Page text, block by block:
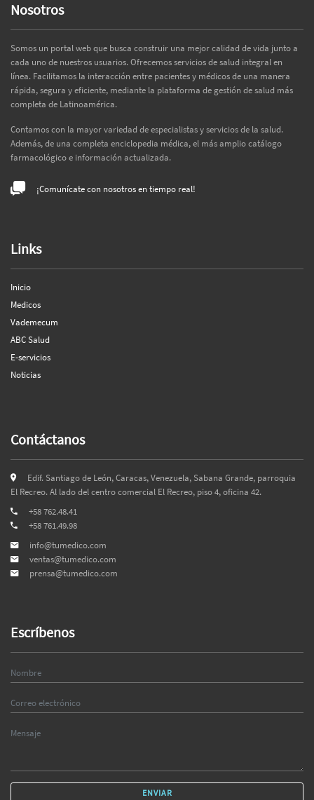
Nosotros
Somos un portal web que busca construir una mejor calidad de vida junto a
cada uno de nuestros usuarios. Ofrecemos servicios de salud integral en
línea. Facilitamos la interacción entre pacientes y médicos de una manera
rápida, segura y eficiente, mediante la plataforma de gestión de salud más
completa de Latinoamérica.
Contamos con la mayor variedad de especialistas y servicios de la salud.
Además, de una completa enciclopedia médica, el más amplio catálogo
farmacológico e información actualizada.
¡Comunícate con nosotros en tiempo real!
Links
Inicio
Medicos
Vademecum
ABC Salud
E-servicios
Noticias
Contáctanos
Edif. Santiago de León, Caracas, Venezuela, Sabana Grande, parroquia
El Recreo. Al lado del centro comercial El Recreo, piso 4, oficina 42.
+58 762.48.41
+58 761.49.98
info@tumedico.com
ventas@tumedico.com
prensa@tumedico.com
Escríbenos
ENVIAR